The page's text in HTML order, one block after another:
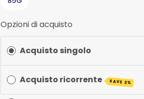
Opzioni di acquisto
Acquisto singolo
Acquisto ricorrente SAVE 3%